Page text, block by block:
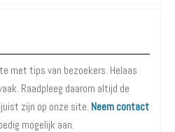
met tips van bezoekers. Helaas
Raadpleeg daarom altijd de
zijn op onze site. Neem contact
mogelijk aan.